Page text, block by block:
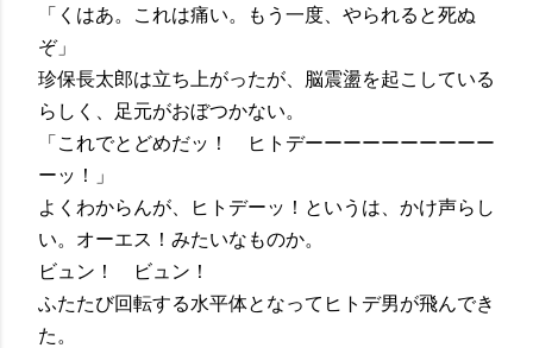
「くはあ。これは痛い。もう一度、やられると死ぬ
ぞ」
珍保長太郎は立ち上がったが、脳震盪を起こしている
らしく、足元がおぼつかない。
「これでとどめだッ！ ヒトデーーーーーーーーーー
ーッ！」
よくわからんが、ヒトデーッ！というは、かけ声らし
い。オーエス！みたいなものか。
ビュン！ ビュン！
ふたたび回転する水平体となってヒトデ男が飛んでき
た。